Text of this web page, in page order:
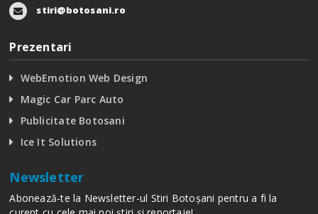
stiri@botosani.ro
Prezentari
WebEmotion Web Design
Magic Car Parc Auto
Publicitate Botosani
Ice It Solutions
Newsletter
Abonează-te la Newsletter-ul Stiri Botoșani pentru a fi la